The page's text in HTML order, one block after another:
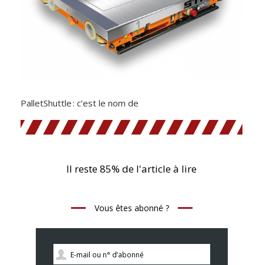
PalletShuttle : c’est le nom de
Il reste 85% de l'article à lire
Vous êtes abonné ?